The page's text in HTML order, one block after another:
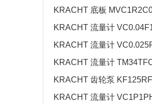
KRACHT 底板
KRACHT 流量计
KRACHT 流量计
KRACHT 流量计
KRACHT 齿轮泵
KRACHT 流量计